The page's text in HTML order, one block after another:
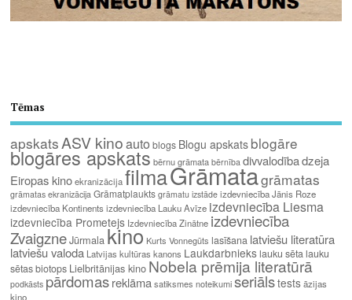
Tēmas
apskats ASV kinoauto blogs Blogu apskats blogāre
blogāres apskats bērnu grāmata bērnība divvalodībadzeja
Eiropas kino ekranizācija filmaGrāmatagrāmatas
grāmatas ekranizācija Grāmatplaukts grāmatu izstāde izdevniecība Jānis Roze
izdevniecība Kontinents izdevniecība Lauku Avīze izdevniecība Liesma
izdevniecība Prometejs Izdevniecība Zinātne izdevniecība
ZvaigzneJūrmala kino Kurts Vonnegūts lasīšana latviešu literatūra
latviešu valoda Latvijas kultūras kanons Laukdarbniekslauku sētalauku
sētas biotops Lielbritānijas kino Nobela prēmija literatūrā
podkāsts pārdomasreklāma satiksmes noteikumi seriālstests āzijas
kino